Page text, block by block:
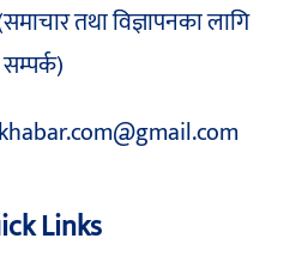
तथा विज्ञापनका लागि
सम्पर्क)
Links